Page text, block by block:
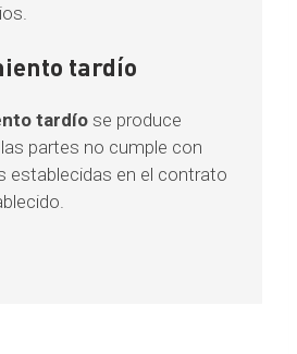
tardío
tardío se produce
partes no cumple con
establecidas en el contrato